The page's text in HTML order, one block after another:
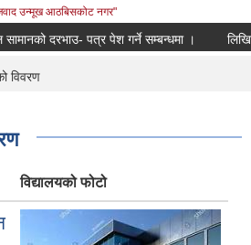
उन्मूख आठबिसकोट नगर"
दरभाउ- पत्र पेश गर्ने सम्बन्धमा । लिखित
विवरण
विद्यालयको फोटो